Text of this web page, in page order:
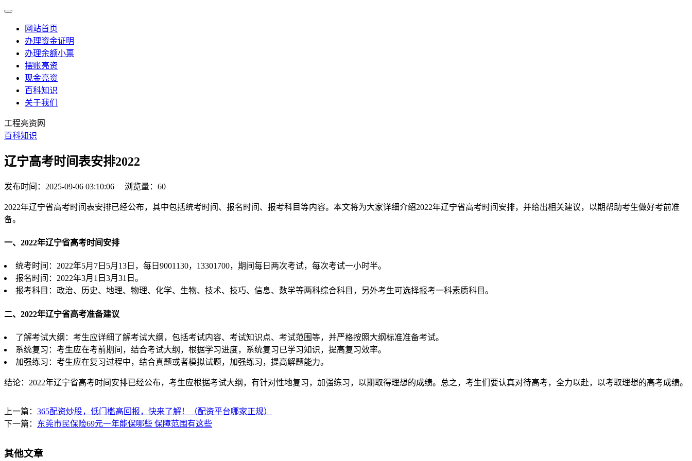
网站首页
办理资金证明
办理余额小票
摆账亮资
现金亮资
百科知识
关于我们
工程亮资网
百科知识
辽宁高考时间表安排2022
发布时间：2025-09-06 03:10:06 浏览量：60
2022年辽宁省高考时间表安排已经公布，其中包括统考时间、报名时间、报考科目等内容。本文将为大家详细介绍2022年辽宁省高考时间安排，并给出相关建议，以期帮助考生做好考前准
备。
一、2022年辽宁省高考时间安排
统考时间：2022年5月7日5月13日，每日9001130，13301700，期间每日两次考试，每次考试一小时半。
报名时间：2022年3月1日3月31日。
报考科目：政治、历史、地理、物理、化学、生物、技术、技巧、信息、数学等两科综合科目，另外考生可选择报考一科素质科目。
二、2022年辽宁省高考准备建议
了解考试大纲：考生应详细了解考试大纲，包括考试内容、考试知识点、考试范围等，并严格按照大纲标准准备考试。
系统复习：考生应在考前期间，结合考试大纲，根据学习进度，系统复习已学习知识，提高复习效率。
加强练习：考生应在复习过程中，结合真题或者模拟试题，加强练习，提高解题能力。
结论：2022年辽宁省高考时间安排已经公布，考生应根据考试大纲，有针对性地复习，加强练习，以期取得理想的成绩。总之，考生们要认真对待高考，全力以赴，以考取理想的高考成绩。
上一篇： 365配资炒股，低门槛高回报，快来了解！（配资平台哪家正规）
下一篇： 东莞市民保险69元一年能保哪些 保障范围有这些
其他文章